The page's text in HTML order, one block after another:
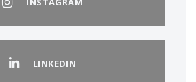
LINKEDIN